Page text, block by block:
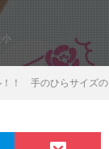
小
！！ 手のひらサイズ